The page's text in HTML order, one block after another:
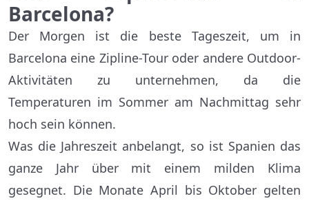
Barcelona?
Der Morgen ist die beste Tageszeit, um in
Barcelona eine Zipline-Tour oder andere Outdoor-
Aktivitäten zu unternehmen, da die
Temperaturen im Sommer am Nachmittag sehr
hoch sein können.
Was die Jahreszeit anbelangt, so ist Spanien das
ganze Jahr über mit einem milden Klima
gesegnet. Die Monate April bis Oktober gelten